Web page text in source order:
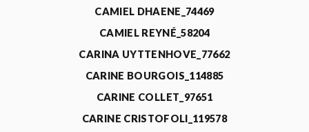
CAMIEL DHAENE_74469
CAMIEL REYNÉ_58204
CARINA UYTTENHOVE_77662
CARINE BOURGOIS_114885
CARINE COLLET_97651
CARINE CRISTOFOLI_119578